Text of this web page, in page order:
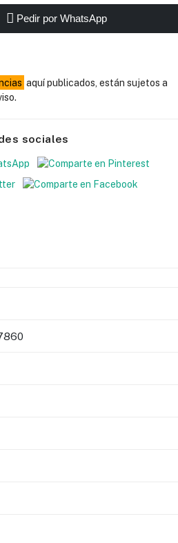
Pedir por WhatsApp
aquí publicados, están sujetos a
sociales